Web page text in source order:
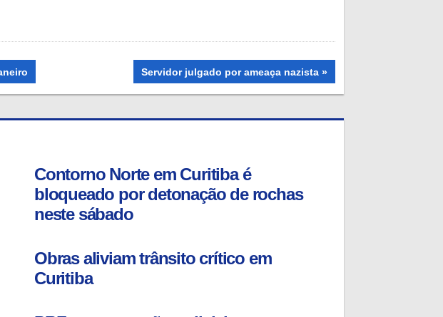
Next
Servidor julgado por ameaça nazista
Contorno Norte em Curitiba é
bloqueado por detonação de rochas
neste sábado
Obras aliviam trânsito crítico em
Curitiba